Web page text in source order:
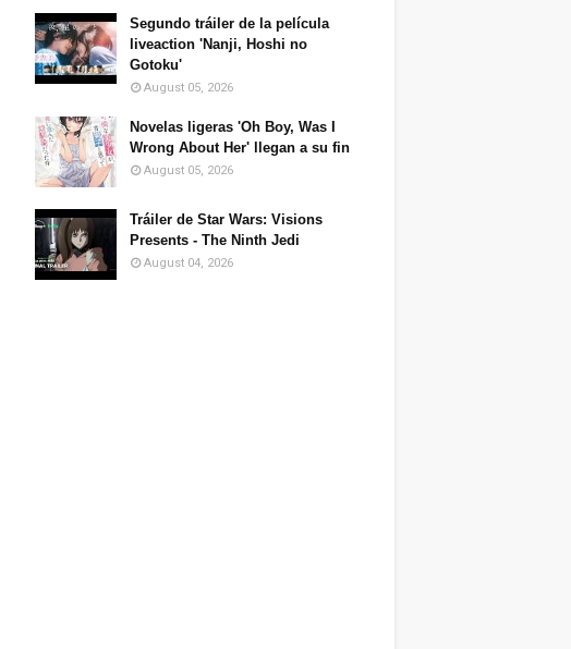
Segundo tráiler de la película
liveaction 'Nanji, Hoshi no
Gotoku'
August 05, 2026
Novelas ligeras 'Oh Boy, Was I
Wrong About Her' llegan a su fin
August 05, 2026
Tráiler de Star Wars: Visions
Presents - The Ninth Jedi
August 04, 2026